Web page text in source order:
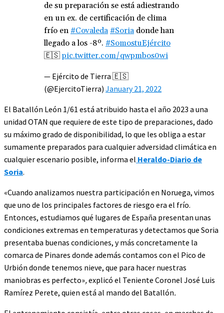
de su preparación se está adiestrando
en un ex. de certificación de clima
frío en #Covaleda #Soria donde han
llegado a los -8º. #SomostuEjército
🇪🇸pic.twitter.com/qwpmbos0wi
— Ejército de Tierra 🇪🇸
(@EjercitoTierra) January 21, 2022
El Batallón León 1/61 está atribuido hasta el año 2023 a una
unidad OTAN que requiere de este tipo de preparaciones, dado
su máximo grado de disponibilidad, lo que les obliga a estar
sumamente preparados para cualquier adversidad climática en
cualquier escenario posible, informa el Heraldo-Diario de
Soria.
«Cuando analizamos nuestra participación en Noruega, vimos
que uno de los principales factores de riesgo era el frío.
Entonces, estudiamos qué lugares de España presentan unas
condiciones extremas en temperaturas y detectamos que Soria
presentaba buenas condiciones, y más concretamente la
comarca de Pinares donde además contamos con el Pico de
Urbión donde tenemos nieve, que para hacer nuestras
maniobras es perfecto»,explicó el Teniente Coronel José Luis
Ramírez Perete, quien está al mando del Batallón.